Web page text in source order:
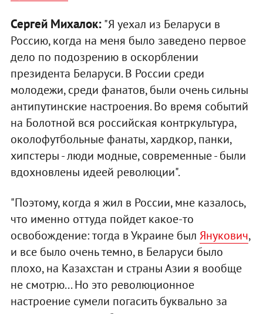
Сергей Михалок:"Я уехал из Беларуси в
Россию, когда на меня было заведено первое
дело по подозрению в оскорблении
президента Беларуси. В России среди
молодежи, среди фанатов, были очень сильны
антипутинские настроения. Во время событий
на Болотной вся российская контркультура,
околофутбольные фанаты, хардкор, панки,
хипстеры - люди модные, современные - были
вдохновлены идеей революции".
"Поэтому, когда я жил в России, мне казалось,
что именно оттуда пойдет какое-то
освобождение: тогда в Украине был Янукович,
и все было очень темно, в Беларуси было
плохо, на Казахстан и страны Азии я вообще
не смотрю... Но это революционное
настроение сумели погасить буквально за